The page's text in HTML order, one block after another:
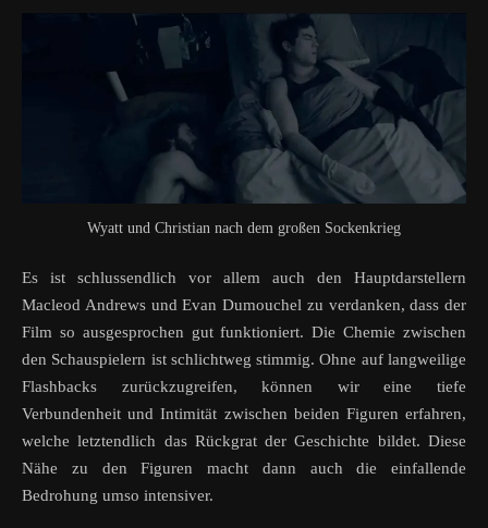
Wyatt und Christian nach dem großen Sockenkrieg
Es ist schlussendlich vor allem auch den Hauptdarstellern
Macleod Andrews und Evan Dumouchel zu verdanken, dass der
Film so ausgesprochen gut funktioniert. Die Chemie zwischen
den Schauspielern ist schlichtweg stimmig. Ohne auf langweilige
Flashbacks zurückzugreifen, können wir eine tiefe
Verbundenheit und Intimität zwischen beiden Figuren erfahren,
welche letztendlich das Rückgrat der Geschichte bildet. Diese
Nähe zu den Figuren macht dann auch die einfallende
Bedrohung umso intensiver.